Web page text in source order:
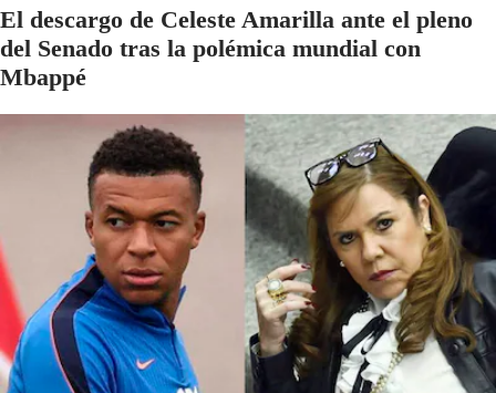
El descargo de Celeste Amarilla ante el pleno
del Senado tras la polémica mundial con
Mbappé